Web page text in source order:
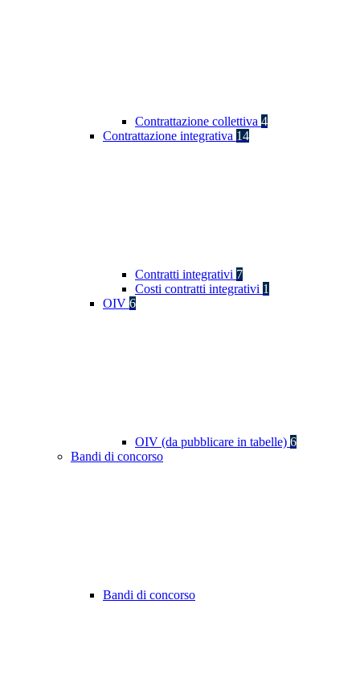
Contrattazione collettiva 4
Contrattazione integrativa 14
Contratti integrativi 7
Costi contratti integrativi 1
OIV 6
OIV (da pubblicare in tabelle) 6
Bandi di concorso
Bandi di concorso